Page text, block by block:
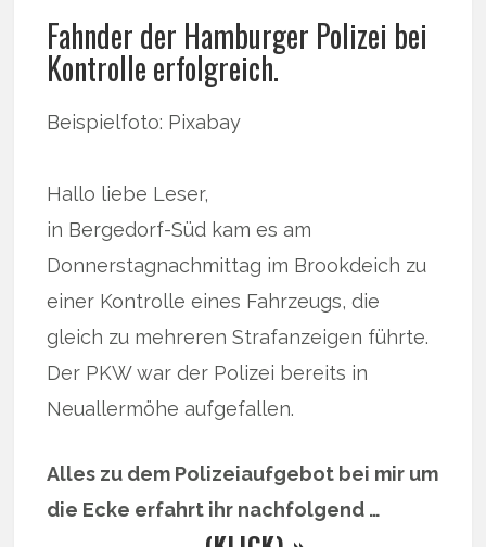
Fahnder der Hamburger Polizei bei
Kontrolle erfolgreich.
Beispielfoto: Pixabay
Hallo liebe Leser,
in Bergedorf-Süd kam es am
Donnerstagnachmittag im Brookdeich zu
einer Kontrolle eines Fahrzeugs, die
gleich zu mehreren Strafanzeigen führte.
Der PKW war der Polizei bereits in
Neuallermöhe aufgefallen.
Alles zu dem Polizeiaufgebot bei mir um
die Ecke erfahrt ihr nachfolgend …